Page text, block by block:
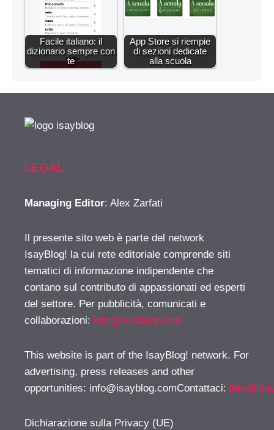
Facile italiano: il
dizionario sempre con
te
App Store si riempie
di sezioni dedicate
alla scuola
LEGAL
Managing Editor: Alex Zarfati
Il presente sito web è parte del network
IsayBlog! la cui rete editoriale comprende siti
tematici di informazione indipendente che
contano sul contributo di appassionati ed esperti
del settore. Per pubblicità, comunicati e
collaborazioni: info@isayblog.com
This website is part of the IsayBlog! network. For
advertising, press releases and other
opportunities: info@isayblog.comContattaci:
Dichiarazione sulla Privacy (UE)